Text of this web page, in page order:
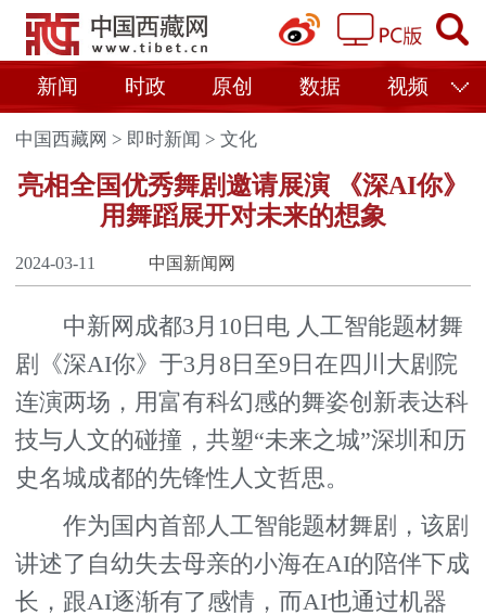
新闻 时政 原创 数据 视频
中国西藏网 > 即时新闻 >文化
亮相全国优秀舞剧邀请展演 《深AI你》
用舞蹈展开对未来的想象
2024-03-11 中国新闻网
中新网成都3月10日电 人工智能题材舞
剧《深AI你》于3月8日至9日在四川大剧院
连演两场，用富有科幻感的舞姿创新表达科
技与人文的碰撞，共塑“未来之城”深圳和历
史名城成都的先锋性人文哲思。
作为国内首部人工智能题材舞剧，该剧
讲述了自幼失去母亲的小海在AI的陪伴下成
长，跟AI逐渐有了感情，而AI也通过机器